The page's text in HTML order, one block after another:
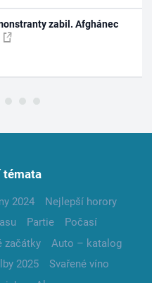
zabil. Afghánec
témata
2024
Nejlepší horory
Partie
Počasí
začátky
Auto – katalog
2025
Svařené víno